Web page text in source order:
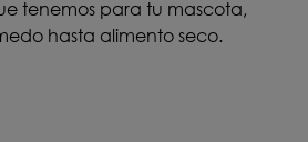
tenemos para tu mascota,
hasta alimento seco.